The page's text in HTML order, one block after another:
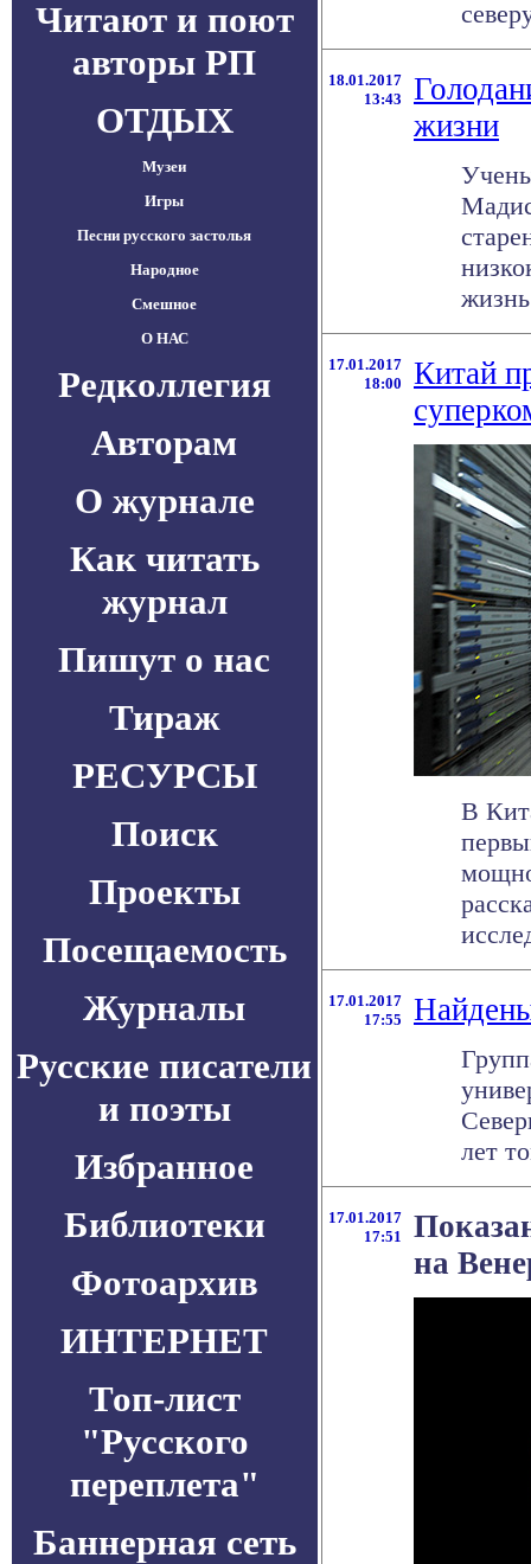
Читают и поют
авторы РП
ОТДЫХ
Музеи
Игры
Песни русского застолья
Народное
Смешное
О НАС
Редколлегия
Авторам
О журнале
Как читать
журнал
Пишут о нас
Тираж
РЕСУРСЫ
Поиск
Проекты
Посещаемость
Журналы
Русские писатели
и поэты
Избранное
Библиотеки
Фотоархив
ИНТЕРНЕТ
Топ-лист
"Русского
переплета"
Баннерная сеть
18.01.2017
13:43
жизни
17.01.2017
18:00
Китай
В
17.01.2017
17:55
лет
17.01.2017
17:51
на